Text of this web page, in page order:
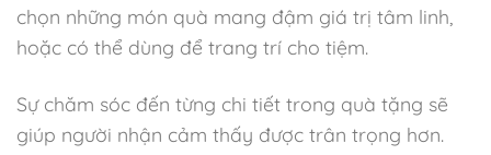
chọn những món quà mang đậm giá trị tâm linh,
hoặc có thể dùng để trang trí cho tiệm.
Sự chăm sóc đến từng chi tiết trong quà tặng sẽ
giúp người nhận cảm thấy được trân trọng hơn.